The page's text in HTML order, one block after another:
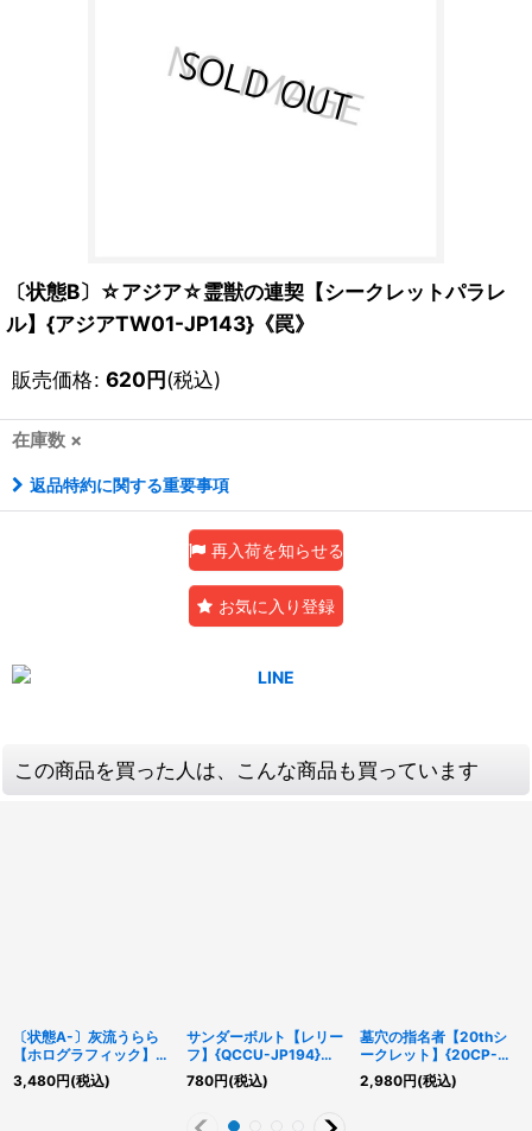
〔状態B〕☆アジア☆霊獣の連契【シークレットパラレ
ル】{アジアTW01-JP143}《罠》
販売価格: 620円(税込)
在庫数 ×
返品特約に関する重要事項
再入荷を知らせる
お気に入り登録
この商品を買った人は、こんな商品も買っています
〔状態A-〕灰流うらら
【ホログラフィック】
{RC04-JP009}《モン
スター》
3,480円(税込)
サンダーボルト【レリー
フ】{QCCU-JP194}
《魔法》
780円(税込)
墓穴の指名者【20thシ
ークレット】{20CP-
JPS10}《魔法》
2,980円(税込)